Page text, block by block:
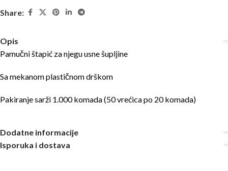
Share:
Opis
Pamučni štapić za njegu usne šupljine
Sa mekanom plastičnom drškom
Pakiranje sarži 1.000 komada (50 vrećica po 20 komada)
Dodatne informacije
Isporuka i dostava